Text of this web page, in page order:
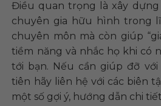
Điều quan trọng là xây
chuyên gia hữu hình trong
chuyên môn mà còn giúp
tiềm năng và nhắc họ khi có
tới bạn. Nếu cần giúp đỡ
tiên hãy liên hệ với các biên
một số gợi ý, hướng dẫn chi